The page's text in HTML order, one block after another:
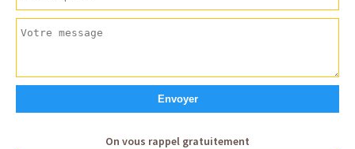
On vous rappel gratuitement